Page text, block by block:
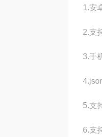
1.安
2.支
3.手
5.支
6.支